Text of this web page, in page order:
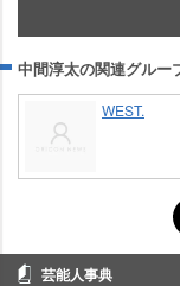
中間淳太の関連グルー
WEST.
芸能人事典